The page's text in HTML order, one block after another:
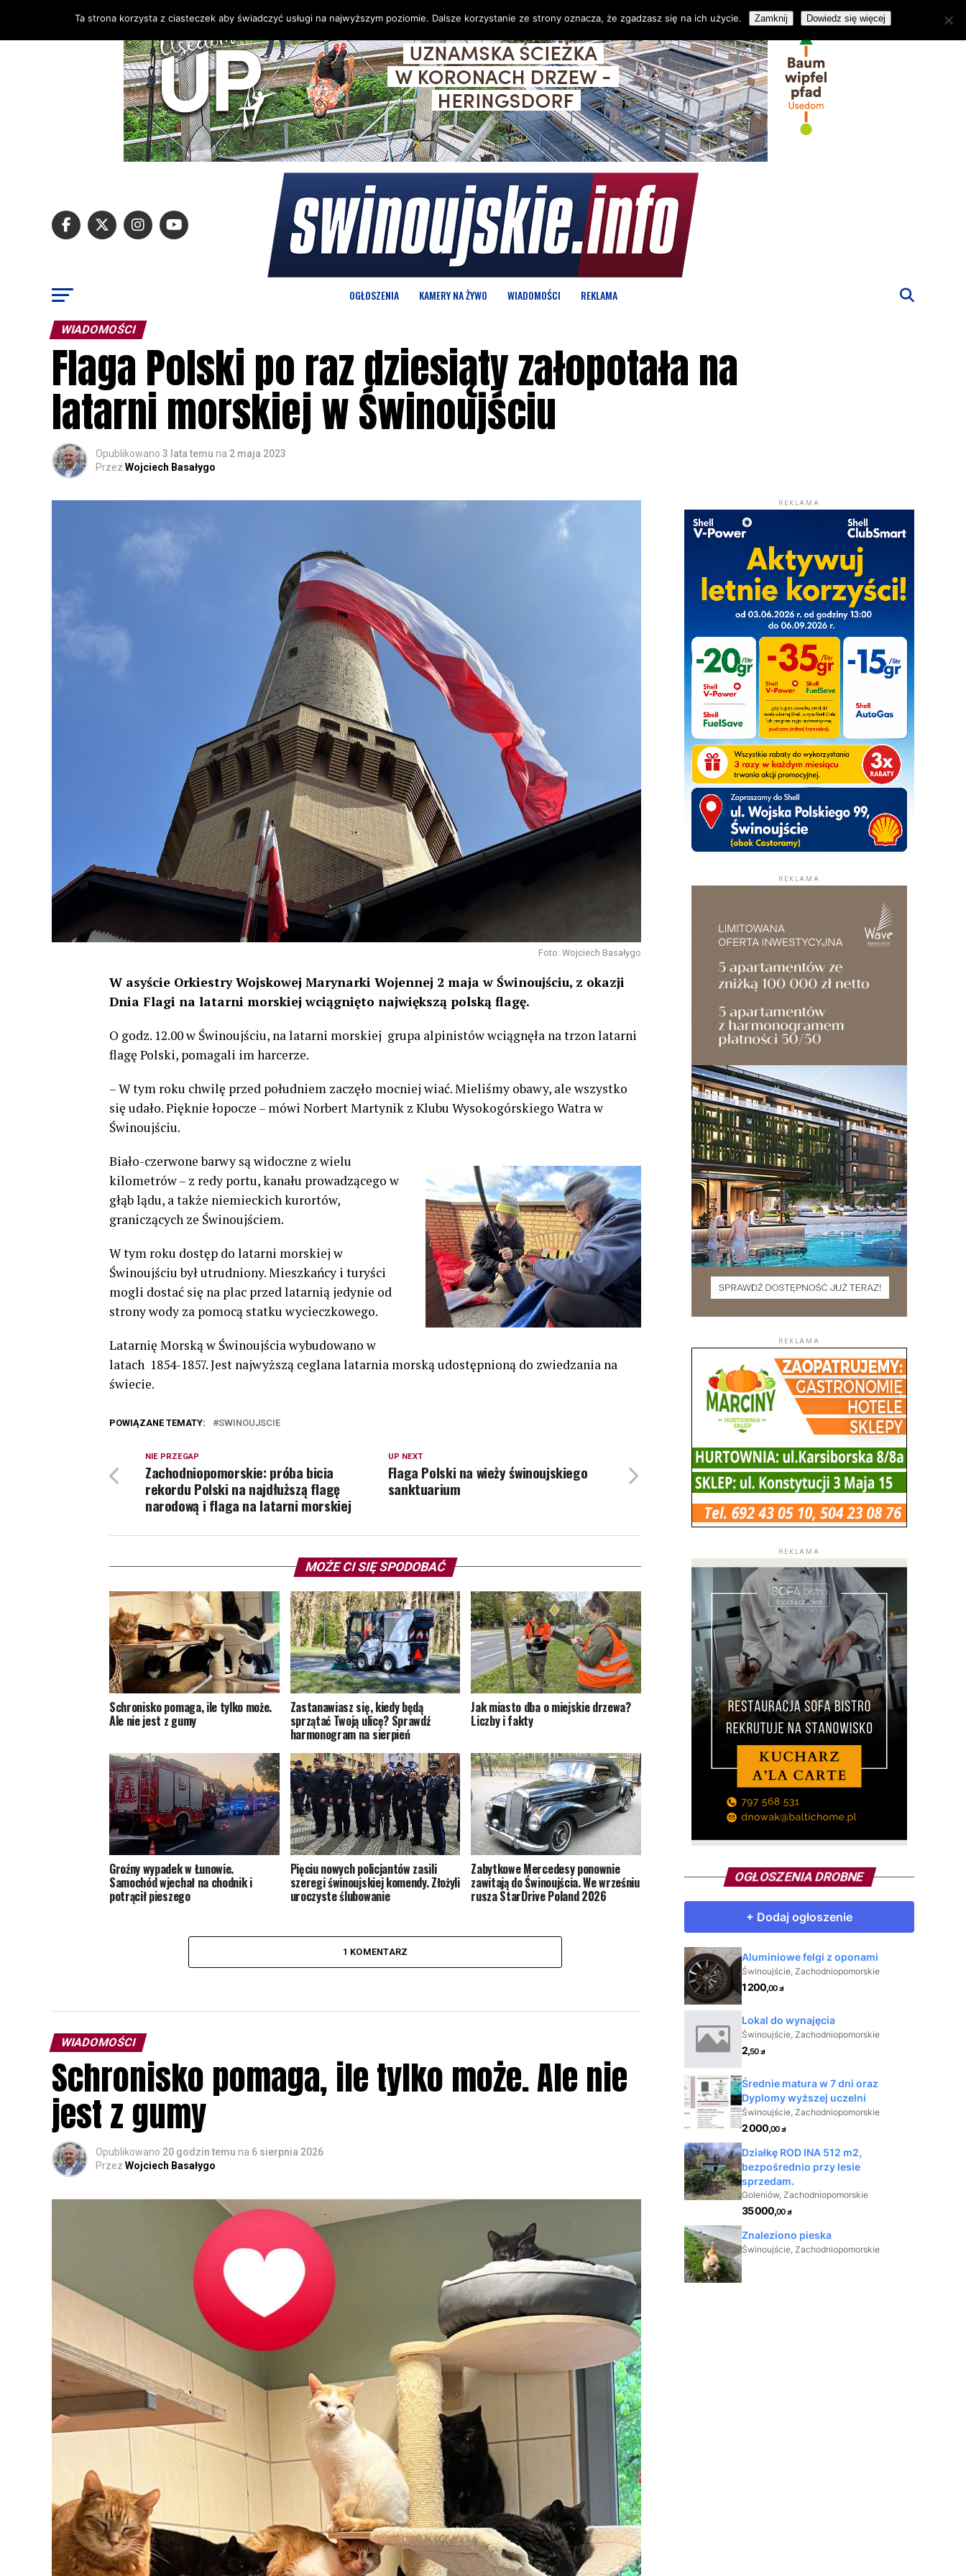
OGŁOSZENIA KAMERY NA ŻYWO WIADOMOŚCI REKLAMA
WIADOMOŚCI
Flaga Polski po raz dziesiąty załopotała na
latarni morskiej w Świnoujściu
Opublikowano 3 lata temu na 2 maja 2023
Przez Wojciech Basałygo
Foto: Wojciech Basałygo
W asyście Orkiestry Wojskowej Marynarki Wojennej 2 maja w Świnoujściu, z okazji
Dnia Flagi na latarni morskiej wciągnięto największą polską flagę.
O godz. 12.00 w Świnoujściu, na latarni morskiej grupa alpinistów wciągnęła na trzon latarni
flagę Polski, pomagali im harcerze.
– W tym roku chwilę przed południem zaczęło mocniej wiać. Mieliśmy obawy, ale wszystko
się udało. Pięknie łopocze – mówi Norbert Martynik z Klubu Wysokogórskiego Watra w
Świnoujściu.
Biało-czerwone barwy są widoczne z wielu
kilometrów – z redy portu, kanału prowadzącego w
głąb lądu, a także niemieckich kurortów,
graniczących ze Świnoujściem.
W tym roku dostęp do latarni morskiej w
Świnoujściu był utrudniony. Mieszkańcy i turyści
mogli dostać się na plac przed latarnią jedynie od
strony wody za pomocą statku wycieczkowego.
Latarnię Morską w Świnoujścia wybudowano w
latach 1854-1857. Jest najwyższą ceglana latarnia morską udostępnioną do zwiedzania na
świecie.
POWIĄZANE TEMATY: SWINOUJSCIE
UP NEXT
Flaga Polski na wieży świnoujskiego
sanktuarium
NIE PRZEGAP
Zachodniopomorskie: próba bicia
rekordu Polski na najdłuższą flagę
narodową i flaga na latarni morskiej
MOŻE CI SIĘ SPODOBAĆ
Schronisko pomaga, ile tylko może.
Ale nie jest z gumy
Zastanawiasz się, kiedy będą
sprzątać Twoją ulicę? Sprawdź
harmonogram na sierpień
Jak miasto dba o miejskie drzewa?
Liczby i fakty
Groźny wypadek w Łunowie.
Samochód wjechał na chodnik i
potrącił pieszego
Pięciu nowych policjantów zasili
szeregi świnoujskiej komendy. Złożyli
uroczyste ślubowanie
Zabytkowe Mercedesy ponownie
zawitają do Świnoujścia. We wrześniu
rusza StarDrive Poland 2026
1 KOMENTARZ
WIADOMOŚCI
Schronisko pomaga, ile tylko może. Ale nie
jest z gumy
Opublikowano 20 godzin temu na 6 sierpnia 2026
Przez Wojciech Basałygo
REKLAMA
REKLAMA
REKLAMA
REKLAMA
OGŁOSZENIA DROBNE
Ta strona korzysta z ciasteczek aby świadczyć usługi na najwyższym poziomie. Dalsze korzystanie ze strony oznacza, że zgadzasz się na ich użycie. Zamknij Dowiedz się więcej